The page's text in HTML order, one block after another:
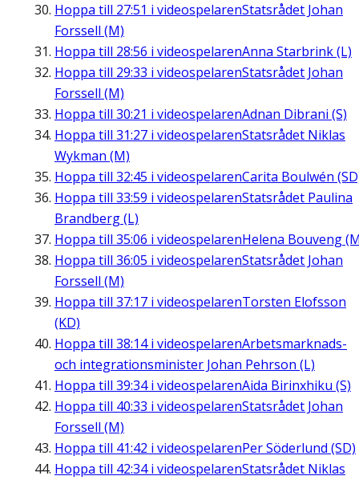
Hoppa till 27:51 i videospelarenStatsrådet Johan
Forssell (M)
Hoppa till 28:56 i videospelarenAnna Starbrink (L)
Hoppa till 29:33 i videospelarenStatsrådet Johan
Forssell (M)
Hoppa till 30:21 i videospelarenAdnan Dibrani (S)
Hoppa till 31:27 i videospelarenStatsrådet Niklas
Wykman (M)
Hoppa till 32:45 i videospelarenCarita Boulwén
Hoppa till 33:59 i videospelarenStatsrådet Paulina
Brandberg (L)
Hoppa till 35:06 i videospelarenHelena Bouveng
Hoppa till 36:05 i videospelarenStatsrådet Johan
Forssell (M)
Hoppa till 37:17 i videospelarenTorsten Elofsson
(KD)
Hoppa till 38:14i videospelarenArbetsmarknads-
och integrationsminister Johan Pehrson (L)
Hoppa till 39:34i videospelarenAida Birinxhiku (S)
Hoppa till 40:33 i videospelarenStatsrådet Johan
Forssell (M)
Hoppa till 41:42 i videospelarenPer Söderlund (SD)
Hoppa till 42:34i videospelarenStatsrådet Niklas